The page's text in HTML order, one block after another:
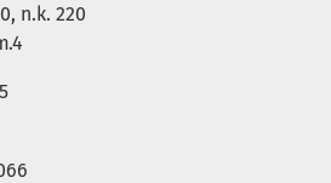
п.к. 220